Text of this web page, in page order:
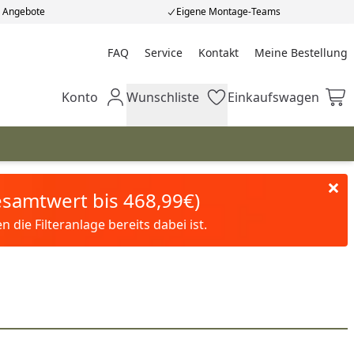
Eigene Montage-Teams
FAQ Service Kontakt Meine Bestellung
Meine Bestellung
Mein Konto
Konto Wunschliste
Wunschliste Einkaufswagen
Einkaufswagen
bis 468,99€)
die Filteranlage bereits dabei ist.